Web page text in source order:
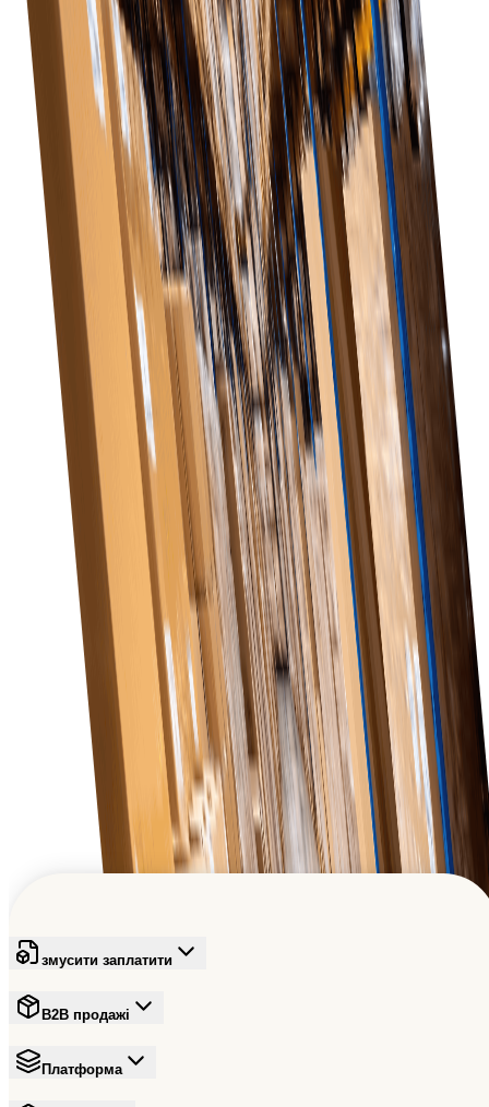
з вашим бізнесом, задовольняючи зростаючі
потреби в закупівлях у міру розширення роздрібних
операцій.
Підвищення ефективності
Оптимізуйте процес закупівель, що дозволить
вашій команді зосередитися на стратегічних
ініціативах, а не на адміністративних завданнях.
Покращення відносин з постачальниками
Сприяти кращій комунікації та співпраці з
постачальниками, що призведе до покращення
якості послуг та продукції.
Масштабованість
Наше програмне забезпечення розвивається разом
з вашим бізнесом, задовольняючи зростаючі
потреби в закупівлях у міру розширення роздрібних
операцій.
Глобальна бізнес-мережа
Надихаючи наступне покоління та сприяючи їхньому
Зареєструйтесь безкоштовно
змусити заплатити
B2B продажі
Платформа